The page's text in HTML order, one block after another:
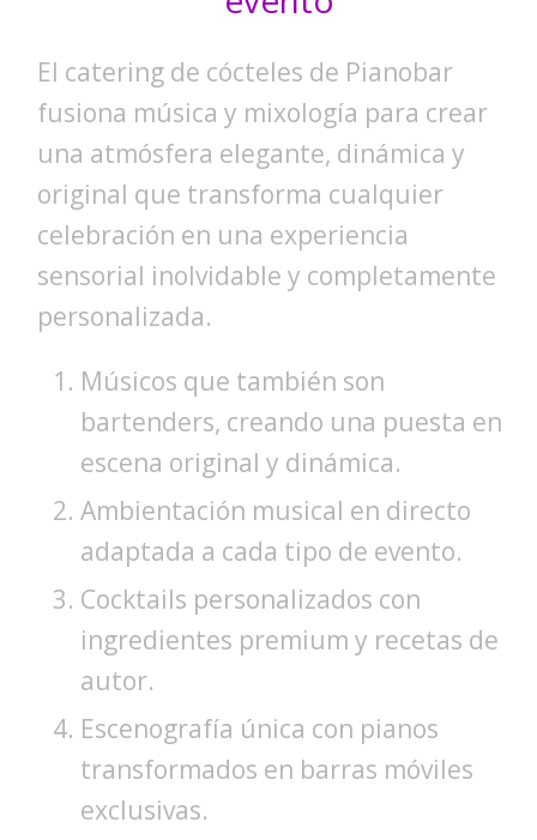
El catering de cócteles de Pianobar
fusiona música y mixología para crear
una atmósfera elegante, dinámica y
original que transforma cualquier
celebración en una experiencia
sensorial inolvidable y completamente
personalizada.
Músicos que también son
bartenders, creando una puesta en
escena original y dinámica.
Ambientación musical en directo
adaptada a cada tipo de evento.
Cocktails personalizados con
ingredientes premium y recetas de
autor.
Escenografía única con pianos
transformados en barras móviles
exclusivas.